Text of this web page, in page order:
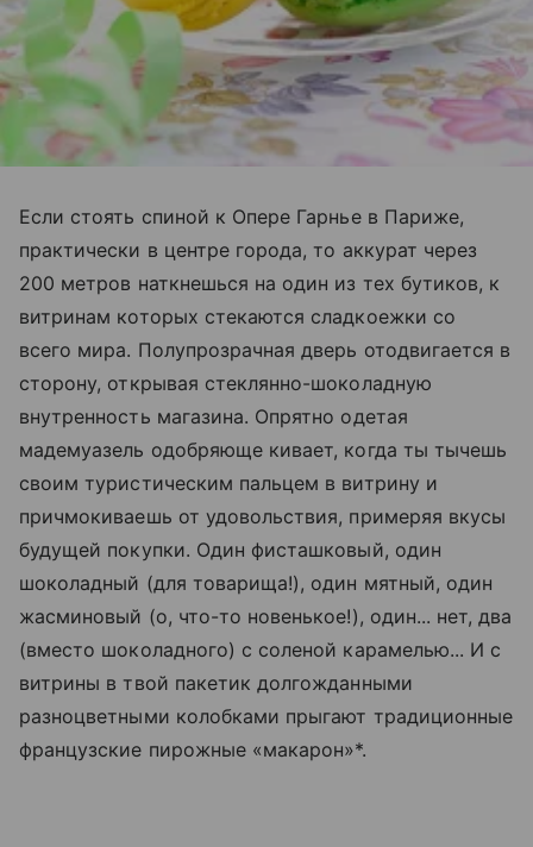
Если стоять спиной к Опере Гарнье в Париже,
практически в центре города, то аккурат через
200 метров наткнешься на один из тех бутиков, к
витринам которых стекаются сладкоежки со
всего мира. Полупрозрачная дверь отодвигается в
сторону, открывая стеклянно-шоколадную
внутренность магазина. Опрятно одетая
мадемуазель одобряюще кивает, когда ты тычешь
своим туристическим пальцем в витрину и
причмокиваешь от удовольствия, примеряя вкусы
будущей покупки. Один фисташковый, один
шоколадный (для товарища!), один мятный, один
жасминовый (о, что-то новенькое!), один... нет, два
(вместо шоколадного) с соленой карамелью... И с
витрины в твой пакетик долгожданными
разноцветными колобками прыгают традиционные
французские пирожные «макарон»*.